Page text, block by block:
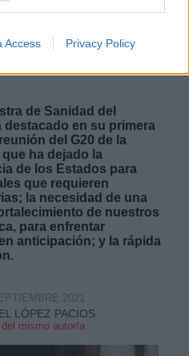
Access Privacy Policy
las tres
dejado la
antes sus
de Sanidad del
destacado en su primera
del G20 de la
ha dejado la
de los Estados para
que requieren
la necesidad de una
de nuestros
para enfrentar
anticipación; y la rápida
LÓPEZ PACIOS
mismo autor/a
2021